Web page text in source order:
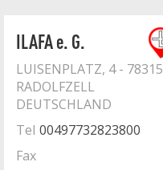
ILAFA e. G.
LUISENPLATZ, 4 - 78315
RADOLFZELL
DEUTSCHLAND
Tel 00497732823800
Fax